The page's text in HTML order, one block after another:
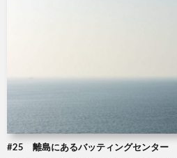
#25 離島にあるバッティングセンター